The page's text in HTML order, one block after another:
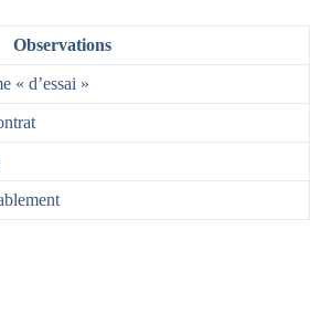
Observations
« d’essai »